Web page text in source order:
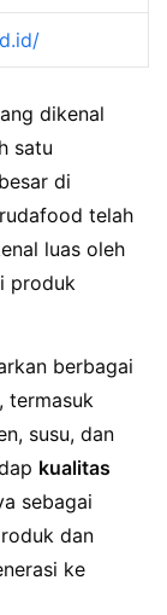
dikenal
satu
di
telah
luas oleh
produk
berbagai
termasuk
susu, dan
kualitas
sebagai
dan
ke